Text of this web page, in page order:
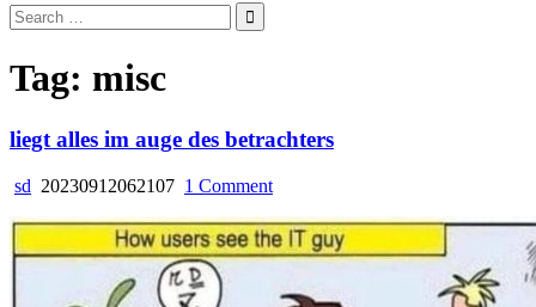
Search
for:
Tag: misc
liegt alles im auge des betrachters
sd 20230912062107 1 Commenton
alles
im
des